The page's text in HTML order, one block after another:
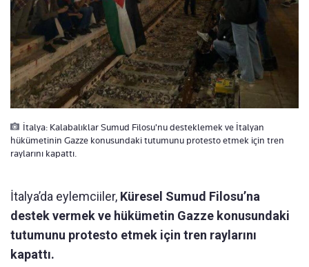
İtalya: Kalabalıklar Sumud Filosu'nu desteklemek ve İtalyan
hükümetinin Gazze konusundaki tutumunu protesto etmek için tren
raylarını kapattı.
İtalya’da eylemciiler, Küresel Sumud Filosu’na
destek vermek ve hükümetin Gazze konusundaki
tutumunu protesto etmek için tren raylarını
kapattı.